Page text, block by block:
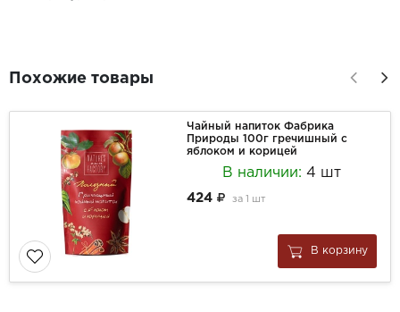
Похожие товары
Чайный напиток Фабрика
Природы 100г гречишный с
яблоком и корицей
В наличии: 4 шт
424 за 1 шт
В корзину